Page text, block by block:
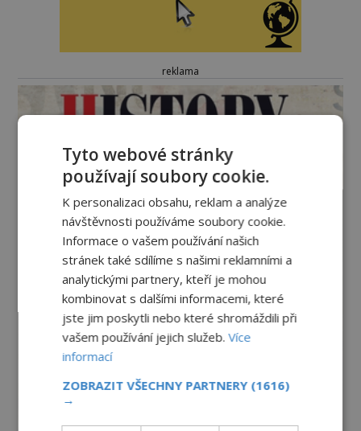
reklama
Tyto webové stránky
používají soubory cookie.
K personalizaci obsahu, reklam a analýze
návštěvnosti používáme soubory cookie.
Informace o vašem používání našich
stránek také sdílíme s našimi reklamními a
analytickými partnery, kteří je mohou
kombinovat s dalšími informacemi, které
jste jim poskytli nebo které shromáždili při
vašem používání jejich služeb.Více
informací
ZOBRAZIT VŠECHNY PARTNERY (1616)
→